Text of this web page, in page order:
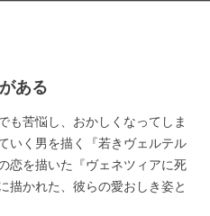
ある
も苦悩し、おかしくなってしま
く男を描く『若きヴェルテル
恋を描いた『ヴェネツィアに死
描かれた、彼らの愛おしき姿と